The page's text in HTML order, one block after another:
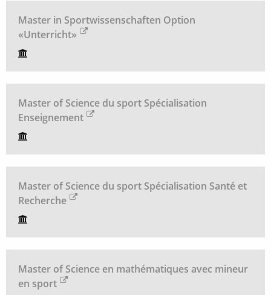
Master in Sportwissenschaften Option
«Unterricht»
Master of Science du sport Spécialisation
Enseignement
Master of Science du sport Spécialisation Santé et
Recherche
Master of Science en mathématiques avec mineur
en sport